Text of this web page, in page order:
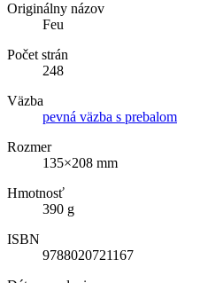
Originálny názov
Feu
Počet strán
248
Väzba
pevná väzba s prebalom
Rozmer
135×208 mm
Hmotnosť
390 g
ISBN
9788020721167